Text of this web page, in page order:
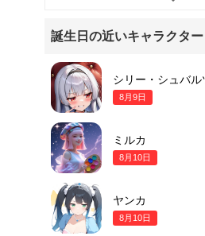
誕生日の近いキャラクター
シリー・シュバル
8月9日
ミルカ
8月10日
ヤンカ
8月10日